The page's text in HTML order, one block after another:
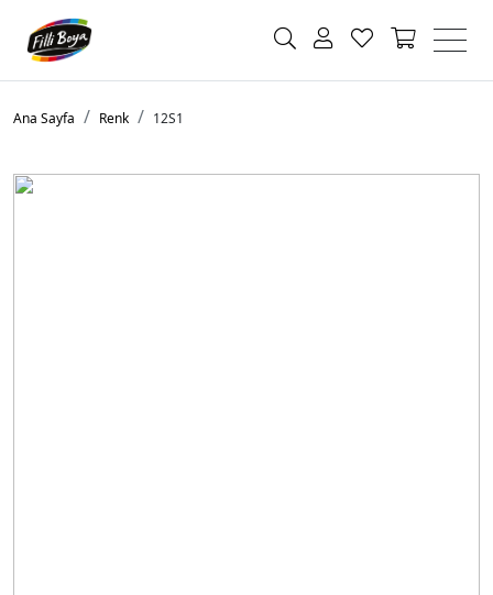
Ana Sayfa Renk 12S1